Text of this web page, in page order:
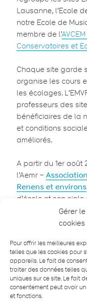
Gérer
cookies
Pour offrir les meilleures
telles que les cookies pour
appareils. Le fait de
traiter des données telles
uniques sur ce site. Le fait
consentement peut avoir
et fonctions.
Lausanne, l’Ecole
notre Ecole de
membre de l’
Conservatoires et
Chaque site garde
organise les cours
les écolages.
professeurs des
bénéficiaires de la
et conditions
améliorés.
A partir du 1er août
l’Aemr –
Renens et environs
d’école et son sigle